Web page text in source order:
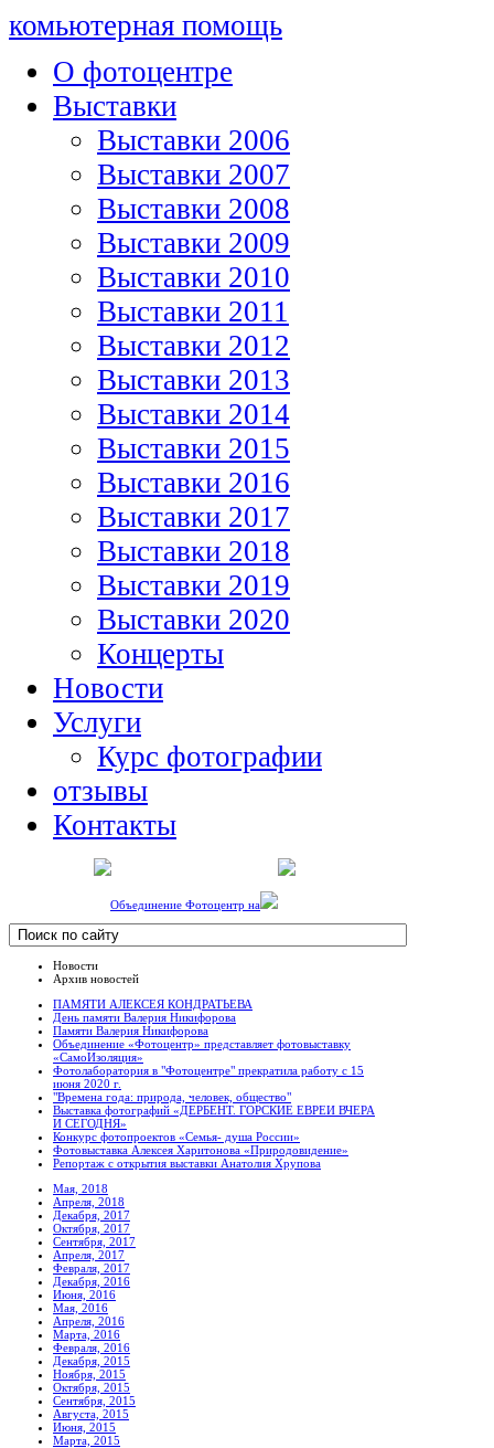
комьютерная помощь
О фотоцентре
Выставки
Выставки 2006
Выставки 2007
Выставки 2008
Выставки 2009
Выставки 2010
Выставки 2011
Выставки 2012
Выставки 2013
Выставки 2014
Выставки 2015
Выставки 2016
Выставки 2017
Выставки 2018
Выставки 2019
Выставки 2020
Концерты
Новости
Услуги
Курс фотографии
отзывы
Контакты
Объединение Фотоцентр на
Новости
Архив новостей
ПАМЯТИ АЛЕКСЕЯ КОНДРАТЬЕВА
День памяти Валерия Никифорова
Памяти Валерия Никифорова
Объединение «Фотоцентр» представляет фотовыставку
«СамоИзоляция»
Фотолаборатория в "Фотоцентре" прекратила работу с 15
июня 2020 г.
"Времена года: природа, человек, общество"
Выставка фотографий «ДЕРБЕНТ. ГОРСКИЕ ЕВРЕИ ВЧЕРА
И СЕГОДНЯ»
Конкурс фотопроектов «Семья- душа России»
Фотовыставка Алексея Харитонова «Природовидение»
Репортаж с открытия выставки Анатолия Хрупова
Мая, 2018
Апреля, 2018
Декабря, 2017
Октября, 2017
Сентября, 2017
Апреля, 2017
Февраля, 2017
Декабря, 2016
Июня, 2016
Мая, 2016
Апреля, 2016
Марта, 2016
Февраля, 2016
Декабря, 2015
Ноября, 2015
Октября, 2015
Сентября, 2015
Августа, 2015
Июня, 2015
Марта, 2015